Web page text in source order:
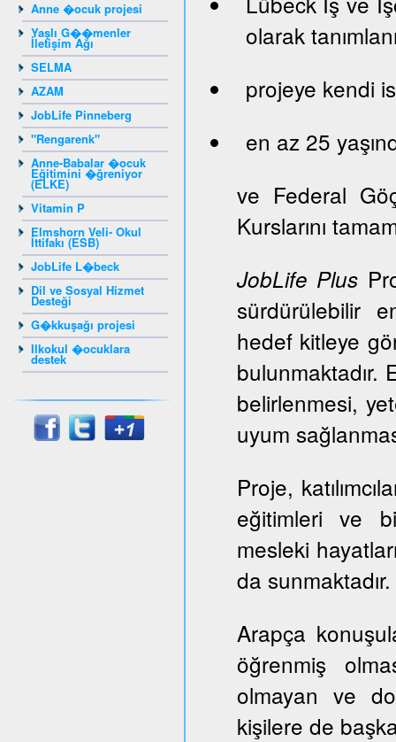
Anne �ocuk projesi
Yaşlı G��menler
İletişim Ağı
SELMA
AZAM
JobLife Pinneberg
"Rengarenk"
Anne-Babalar �ocuk
Eğitimini �ğreniyor
(ELKE)
Vitamin P
Elmshorn Veli- Okul
İttifakı (ESB)
JobLife L�beck
Dil ve Sosyal Hizmet
Desteği
G�kkuşağı projesi
Ilkokul �ocuklara
destek
olarak
projeye kendi
en az 25
ve Federal
Kurslarını
JobLife Plus
sürdürülebilir
hedef kitleye
bulunmaktadır.
belirlenmesi,
uyum
Proje,
eğitimleri ve
mesleki
da sunmaktadır.
Arapça
öğrenmiş
olmayan ve
kişilere de